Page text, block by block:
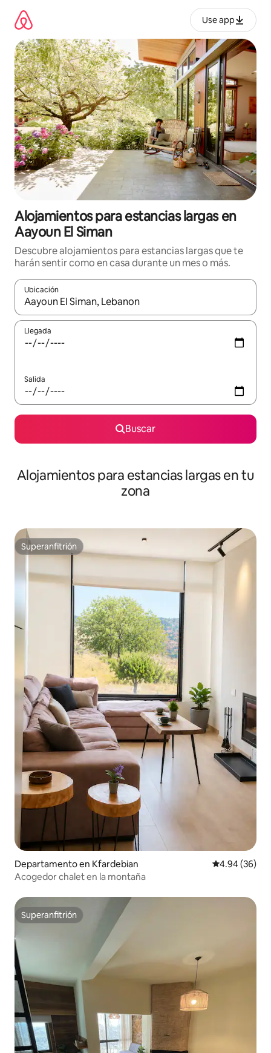
contenido
Use app
Alojamientos para estancias largas en
Aayoun El Siman
Descubre alojamientos para estancias largas que te
harán sentir como en casa durante un mes o más.
Ubicación
Cuando los resultados estén disponibles, podrás navegar
Llegada
Salida
Buscar
Alojamientos para estancias largas en tu
zona
Superanfitrión
Superanfitrión
Departamento en Kfardebian Calificación
4.94 (36)
Acogedor chalet en la montaña
Superanfitrión
Superanfitrión